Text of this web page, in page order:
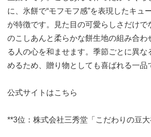
に、氷餅で“モフモフ感”を表現したキュ
が特徴です。見た目の可愛らしさだけで
のこしあんと柔らかな餅生地の組み合わ
る人の心を和ませます。季節ごとに異な
めるため、贈り物としても喜ばれる一品
公式サイトはこちら
**3位：株式会社三秀堂「こだわりの豆